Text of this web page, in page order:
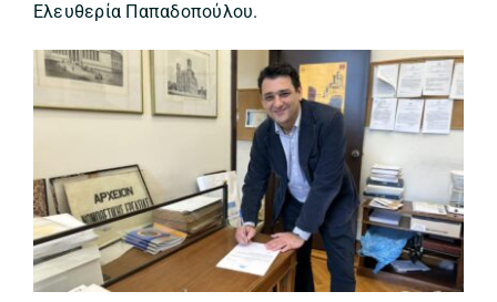
Ελευθερία Παπαδοπούλου.